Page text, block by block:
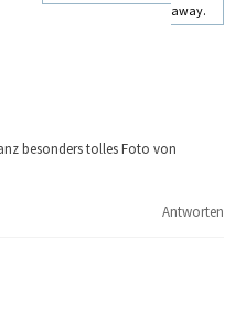
away.
besonders tolles Foto von
Antworten